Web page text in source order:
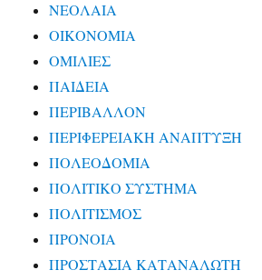
ΝΕΟΛΑΙΑ
ΟΙΚΟΝΟΜΙΑ
ΟΜΙΛΙΕΣ
ΠΑΙΔΕΙΑ
ΠΕΡΙΒΑΛΛΟΝ
ΠΕΡΙΦΕΡΕΙΑΚΗ ΑΝΑΠΤΥΞΗ
ΠΟΛΕΟΔΟΜΙΑ
ΠΟΛΙΤΙΚΟ ΣΥΣΤΗΜΑ
ΠΟΛΙΤΙΣΜΟΣ
ΠΡΟΝΟΙΑ
ΠΡΟΣΤΑΣΙΑ ΚΑΤΑΝΑΛΩΤΗ